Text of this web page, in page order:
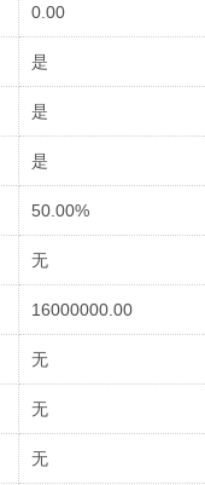
0.00
是
是
是
50.00%
无
16000000.00
无
无
无